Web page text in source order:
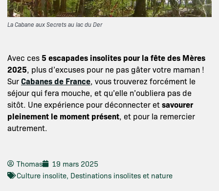
La Cabane aux Secrets au lac du Der
Avec ces 5 escapades insolites pour la fête des Mères
2025, plus d’excuses pour ne pas gâter votre maman !
SurCabanes de France, vous trouverez forcément le
séjour qui fera mouche, et qu’elle n’oubliera pas de
sitôt. Une expérience pour déconnecter etsavourer
pleinement le moment présent, et pour la remercier
autrement.
Thomas
19 mars 2025
Culture insolite, Destinations insolites et nature